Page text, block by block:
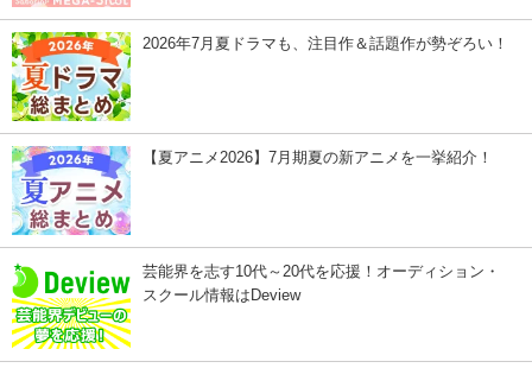
2026年7月夏ドラマも、注目作＆話題作が勢ぞろい！
【夏アニメ2026】7月期夏の新アニメを一挙紹介！
芸能界を志す10代～20代を応援！オーディション・
スクール情報はDeview